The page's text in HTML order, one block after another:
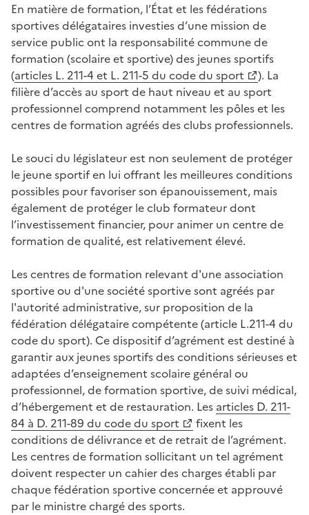
En matière de formation, l’État et les fédérations
sportives délégataires investies d’une mission de
service public ont la responsabilité commune de
formation (scolaire et sportive) des jeunes sportifs
(articles L. 211-4 et L. 211-5 du code du sport
). La
filière d’accès au sport de haut niveau et au sport
professionnel comprend notamment les pôles et les
centres de formation agréés des clubs professionnels.
Le souci du législateur est non seulement de protéger
le jeune sportif en lui offrant les meilleures conditions
possibles pour favoriser son épanouissement, mais
également de protéger le club formateur dont
l’investissement financier, pour animer un centre de
formation de qualité, est relativement élevé.
Les centres de formation relevant d'une association
sportive ou d'une société sportive sont agréés par
l'autorité administrative, sur proposition de la
fédération délégataire compétente (article L.211-4 du
code du sport). Ce dispositif d’agrément est destiné à
garantir aux jeunes sportifs des conditions sérieuses et
adaptées d’enseignement scolaire général ou
professionnel, de formation sportive, de suivi médical,
d’hébergement et de restauration. Les articles D. 211-
84 à D. 211-89 du code du sport
fixent les
conditions de délivrance et de retrait de l’agrément.
Les centres de formation sollicitant un tel agrément
doivent respecter un cahier des charges établi par
chaque fédération sportive concernée et approuvé
par le ministre chargé des sports.